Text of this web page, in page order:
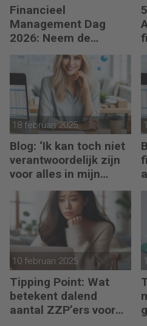
Financieel
Management Dag
2026: Neem de
toekomst in eigen
18 februari 2025
Blog: ‘Ik kan toch niet
verantwoordelijk zijn
voor alles in mijn
waardeketen?’
10 februari 2025
Tipping Point: Wat
betekent dalend
aantal ZZP’ers voor